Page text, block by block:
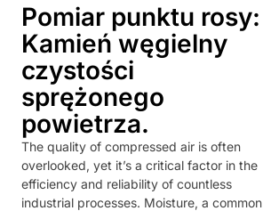
Pomiar punktu rosy:
Kamień węgielny
czystości
sprężonego
powietrza.
The quality of compressed air is often
overlooked, yet it’s a critical factor in the
efficiency and reliability of countless
industrial processes. Moisture, a common